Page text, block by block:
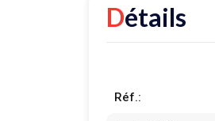
Détails
Réf.: